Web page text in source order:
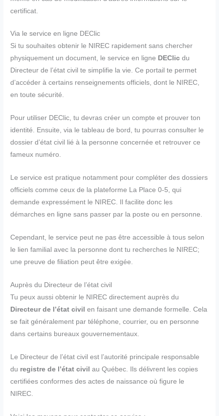
certificat.
Via le service en ligne DEClic
Si tu souhaites obtenir le NIREC rapidement sans chercher
physiquement un document, le service en ligne DEClic du
Directeur de l’état civil te simplifie la vie. Ce portail te permet
d’accéder à certains renseignements officiels, dont le NIREC,
en toute sécurité.
Pour utiliser DEClic, tu devras créer un compte et prouver ton
identité. Ensuite, via le tableau de bord, tu pourras consulter le
dossier d’état civil lié à la personne concernée et retrouver ce
fameux numéro.
Le service est pratique notamment pour compléter des dossiers
officiels comme ceux de la plateforme La Place 0-5, qui
demande expressément le NIREC. Il facilite donc les
démarches en ligne sans passer par la poste ou en personne.
Cependant, le service peut ne pas être accessible à tous selon
le lien familial avec la personne dont tu recherches le NIREC;
une preuve de filiation peut être exigée.
Auprès du Directeur de l’état civil
Tu peux aussi obtenir le NIREC directement auprès du
Directeur de l’état civil en faisant une demande formelle. Cela
se fait généralement par téléphone, courrier, ou en personne
dans certains bureaux gouvernementaux.
Le Directeur de l’état civil est l’autorité principale responsable
du registre de l’état civil au Québec. Ils délivrent les copies
certifiées conformes des actes de naissance où figure le
NIREC.